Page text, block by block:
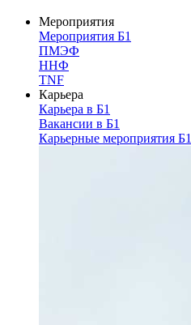
Мероприятия
Мероприятия Б1
ПМЭФ
ННФ
TNF
Карьера
Карьера в Б1
Вакансии в Б1
Карьерные мероприятия Б1